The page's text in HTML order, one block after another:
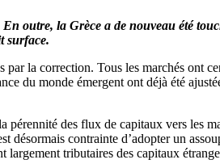
outre, la Grèce a de nouveau été
surface.
par la correction. Tous les marchés ont
du monde émergent ont déjà été
des flux de capitaux vers les
désormais contrainte d’adopter un
largement tributaires des capitaux